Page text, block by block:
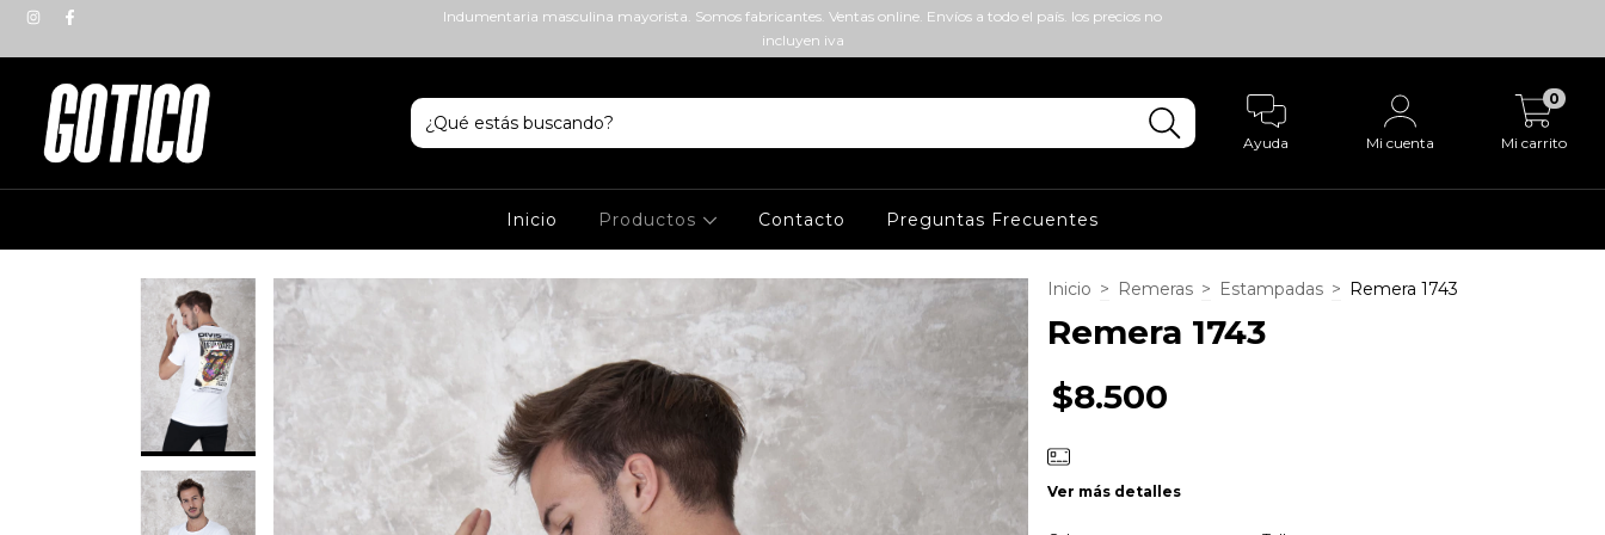
Indumentaria masculina mayorista. Somos fabricantes. Ventas online. Envíos a todo el país. los precios no
incluyen iva
Ayuda Mi cuenta Mi carrito
0
Inicio Productos Contacto Preguntas Frecuentes
Inicio > Remeras > Estampadas > Remera 1743
Remera 1743
$8.500
Ver más detalles